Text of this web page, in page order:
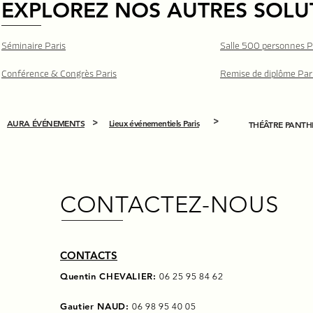
EXPLOREZ NOS AUTRES
Séminaire Paris Salle 500 personnes
Conférence & Congrès Paris Remise de diplôme
AURA ÉVÉNEMENTS > Lieux événementiels Paris > THÉÂTRE
CONTACTEZ-NOUS
CONTACTS
Quentin CHEVALIER:06 25 95 84 62
Gautier NAUD:06 98 95 40 05